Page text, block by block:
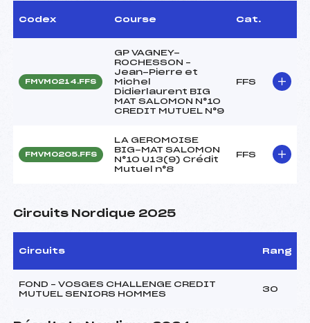
Codex Course Cat.
FMVM0214.FFS
GP VAGNEY-
ROCHESSON –
Jean-Pierre et
Michel
Didierlaurent BIG
MAT SALOMON N°10
CREDIT MUTUEL N°9
FFS
FMVM0205.FFS
LA GEROMOISE
BIG-MAT SALOMON
N°10 U13(9) Crédit
Mutuel n°8
FFS
Circuits Nordique 2025
Circuits Rang
FOND – VOSGES CHALLENGE CREDIT
MUTUEL SENIORS HOMMES
30